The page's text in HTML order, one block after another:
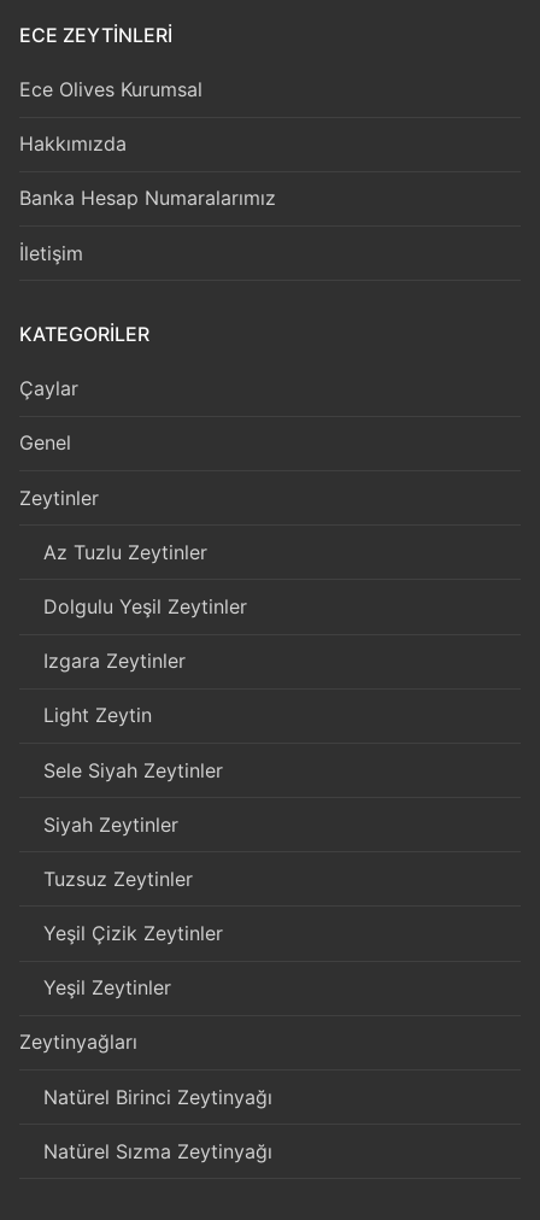
ECE ZEYTİNLERİ
Ece Olives Kurumsal
Hakkımızda
Banka Hesap Numaralarımız
İletişim
KATEGORILER
Çaylar
Genel
Zeytinler
Az Tuzlu Zeytinler
Dolgulu Yeşil Zeytinler
Izgara Zeytinler
Light Zeytin
Sele Siyah Zeytinler
Siyah Zeytinler
Tuzsuz Zeytinler
Yeşil Çizik Zeytinler
Yeşil Zeytinler
Zeytinyağları
Natürel Birinci Zeytinyağı
Natürel Sızma Zeytinyağı